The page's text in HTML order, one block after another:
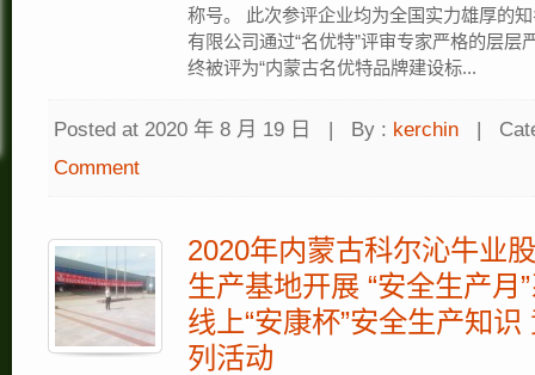
称号。 此次参评企业均为全国实力雄厚的
有限公司通过“名优特”评审专家严格的层层
终被评为“内蒙古名优特品牌建设标...
Posted at 2020 年 8 月 19 日 | By : kerchin |
Comment
2020年内蒙古科尔沁牛业
生产基地开展 “安全生产月
线上“安康杯”安全生产知
列活动